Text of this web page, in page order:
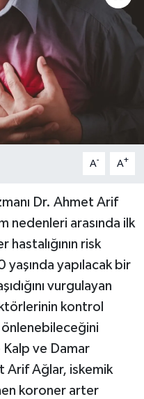
A- A+
Dr. Ahmet Arif
nedenleri arasında ilk
risk
yapılacak bir
vurgulayan
kontrol
önlenebileceğini
Kalp ve Damar
Arif Ağlar, iskemik
koroner arter